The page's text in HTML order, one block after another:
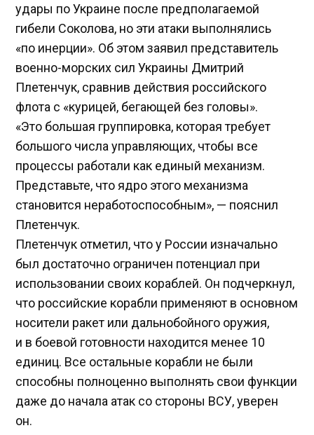
удары по Украине после предполагаемой
гибели Соколова, но эти атаки выполнялись
«по инерции». Об этом заявил представитель
военно-морских сил Украины Дмитрий
Плетенчук, сравнив действия российского
флота с «курицей, бегающей без головы».
«Это большая группировка, которая требует
большого числа управляющих, чтобы все
процессы работали как единый механизм.
Представьте, что ядро этого механизма
становится неработоспособным», — пояснил
Плетенчук.
Плетенчук отметил, что у России изначально
был достаточно ограничен потенциал при
использовании своих кораблей. Он подчеркнул,
что российские корабли применяют в основном
носители ракет или дальнобойного оружия,
и в боевой готовности находится менее 10
единиц. Все остальные корабли не были
способны полноценно выполнять свои функции
даже до начала атак со стороны ВСУ, уверен
он.